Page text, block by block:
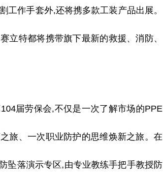
工作手套外,还将携多款工装产品出展。
立特都将携带旗下最新的救援、消防、
届劳保会,不仅是一次了解市场的PPE
旅、一次职业防护的思维焕新之旅。在
坠落演示专区,由专业教练手把手教授防